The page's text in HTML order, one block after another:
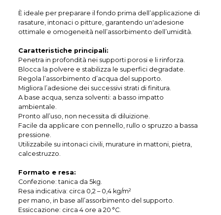
È ideale per preparare il fondo prima dell’applicazione di
rasature, intonaci o pitture, garantendo un'adesione
ottimale e omogeneità nell’assorbimento dell’umidità.
Caratteristiche principali:
Penetra in profondità nei supporti porosi e li rinforza.
Blocca la polvere e stabilizza le superfici degradate.
Regola l’assorbimento d’acqua del supporto.
Migliora l’adesione dei successivi strati di finitura.
A base acqua, senza solventi: a basso impatto
ambientale.
Pronto all’uso, non necessita di diluizione.
Facile da applicare con pennello, rullo o spruzzo a bassa
pressione.
Utilizzabile su intonaci civili, murature in mattoni, pietra,
calcestruzzo.
Formato e resa:
Confezione: tanica da 5kg.
Resa indicativa: circa 0,2 – 0,4 kg/m²
per mano, in base all’assorbimento del supporto.
Essiccazione: circa 4 ore a 20 °C.